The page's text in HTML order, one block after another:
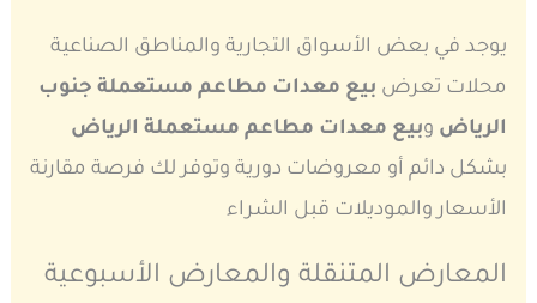
يوجد في بعض الأسواق التجارية والمناطق الصناعية
محلات تعرض بيع معدات مطاعم مستعملة جنوب
الرياض وبيع معدات مطاعم مستعملة الرياض
بشكل دائم أو معروضات دورية وتوفر لك فرصة مقارنة
الأسعار والموديلات قبل الشراء
المعارض المتنقلة والمعارض الأسبوعية